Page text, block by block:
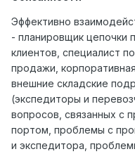
Эффективно
- планировщик цепочки
клиентов, специалист
продажи,
внешние складские
(экспедиторы и
вопросов, связанных с
портом, проблемы с
и экспедитора,